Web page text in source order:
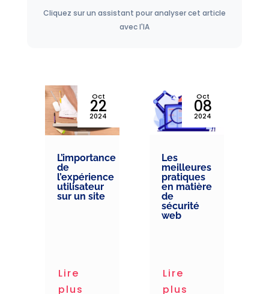
Cliquez sur un assistant pour analyser cet article
avec l'IA
Oct
22
2024
L’importance
de
l’expérience
utilisateur
sur un site
Lire
plus
Oct
08
2024
Les
meilleures
pratiques
en matière
de
sécurité
web
Lire
plus